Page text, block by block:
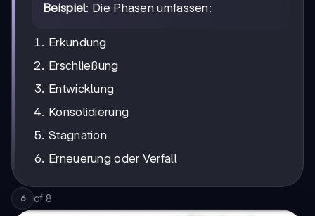
Beispiel: Die Phasen umfassen:
Erkundung
Erschließung
Entwicklung
Konsolidierung
Stagnation
Erneuerung oder Verfall
6 of 8